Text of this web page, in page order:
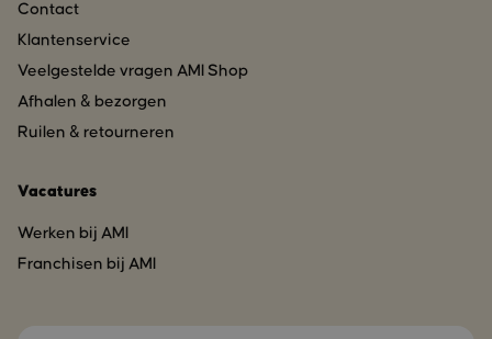
Contact
Klantenservice
Veelgestelde vragen AMI Shop
Afhalen & bezorgen
Ruilen & retourneren
Vacatures
Werken bij AMI
Franchisen bij AMI